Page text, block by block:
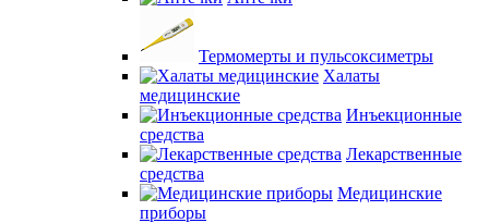
Термомерты и пульсоксиметры
Халаты
медицинские
Инъекционные
средства
Лекарственные
средства
Медицинские
приборы